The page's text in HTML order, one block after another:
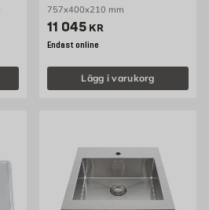
757x400x210 mm
Pris 11045 kr
11 045 KR
Endast online
Lägg i varukorg